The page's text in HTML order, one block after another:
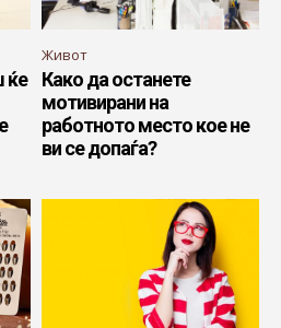
ќе
Живот
Како да останете
мотивирани на
работното место кое не
ви се допаѓа?